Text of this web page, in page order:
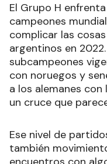
El Grupo H
campeones
complicar las
argentinos en
subcampeones
con noruegos y
a los alemanes
un cruce que
Ese nivel de
también